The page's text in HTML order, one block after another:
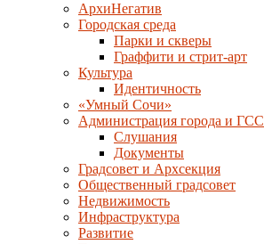
АрхиНегатив
Городская среда
Парки и скверы
Граффити и стрит-арт
Культура
Идентичность
«Умный Сочи»
Администрация города и ГСС
Слушания
Документы
Градсовет и Архсекция
Общественный градсовет
Недвижимость
Инфраструктура
Развитие